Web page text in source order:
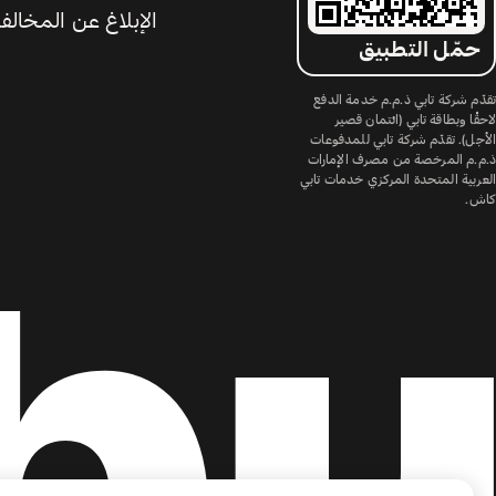
حمّل التطبيق
تقدّم شركة تابي ذ.م.م خدمة الدفع
لاحقًا وبطاقة تابي (ائتمان قصير
الأجل). تقدّم شركة تابي للمدفوعات
ذ.م.م المرخصة من مصرف الإمارات
العربية المتحدة المركزي خدمات تابي
كاش.
الإبلاغ عن